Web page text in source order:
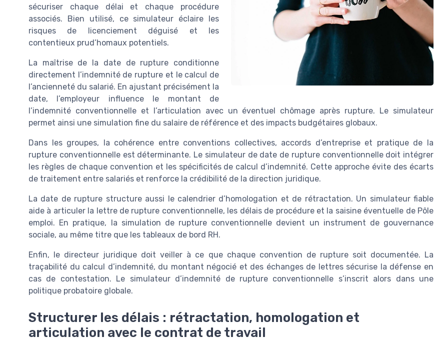
sécuriser chaque délai et chaque procédure
associés. Bien utilisé, ce simulateur éclaire les
risques de licenciement déguisé et les
contentieux prud’homaux potentiels.
La maîtrise de la date de rupture conditionne
directement l’indemnité de rupture et le calcul de
l’ancienneté du salarié. En ajustant précisément la
date, l’employeur influence le montant de
l’indemnité conventionnelle et l’articulation avec un éventuel chômage après rupture. Le simulateur
permet ainsi une simulation fine du salaire de référence et des impacts budgétaires globaux.
Dans les groupes, la cohérence entre conventions collectives, accords d’entreprise et pratique de la
rupture conventionnelle est déterminante. Le simulateur de date de rupture conventionnelle doit intégrer
les règles de chaque convention et les spécificités de calcul d’indemnité. Cette approche évite des écarts
de traitement entre salariés et renforce la crédibilité de la direction juridique.
La date de rupture structure aussi le calendrier d’homologation et de rétractation. Un simulateur fiable
aide à articuler la lettre de rupture conventionnelle, les délais de procédure et la saisine éventuelle de Pôle
emploi. En pratique, la simulation de rupture conventionnelle devient un instrument de gouvernance
sociale, au même titre que les tableaux de bord RH.
Enfin, le directeur juridique doit veiller à ce que chaque convention de rupture soit documentée. La
traçabilité du calcul d’indemnité, du montant négocié et des échanges de lettres sécurise la défense en
cas de contestation. Le simulateur d’indemnité de rupture conventionnelle s’inscrit alors dans une
politique probatoire globale.
Structurer les délais : rétractation, homologation et
articulation avec le contrat de travail